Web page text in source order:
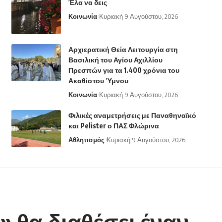
Έλα να δεις
Κοινωνία Κυριακή 9 Αυγούστου, 2026
Αρχιερατική Θεία Λειτουργία στη
Βασιλική του Αγίου Αχιλλίου
Πρεσπών για τα 1.400 χρόνια του
Ακαθίστου Ύμνου
Κοινωνία Κυριακή 9 Αυγούστου, 2026
Φιλικές αναμετρήσεις με Παναθηναϊκό
και Pelister ο ΠΑΣ Φλώρινα
Αθλητισμός Κυριακή 9 Αυγούστου, 2026